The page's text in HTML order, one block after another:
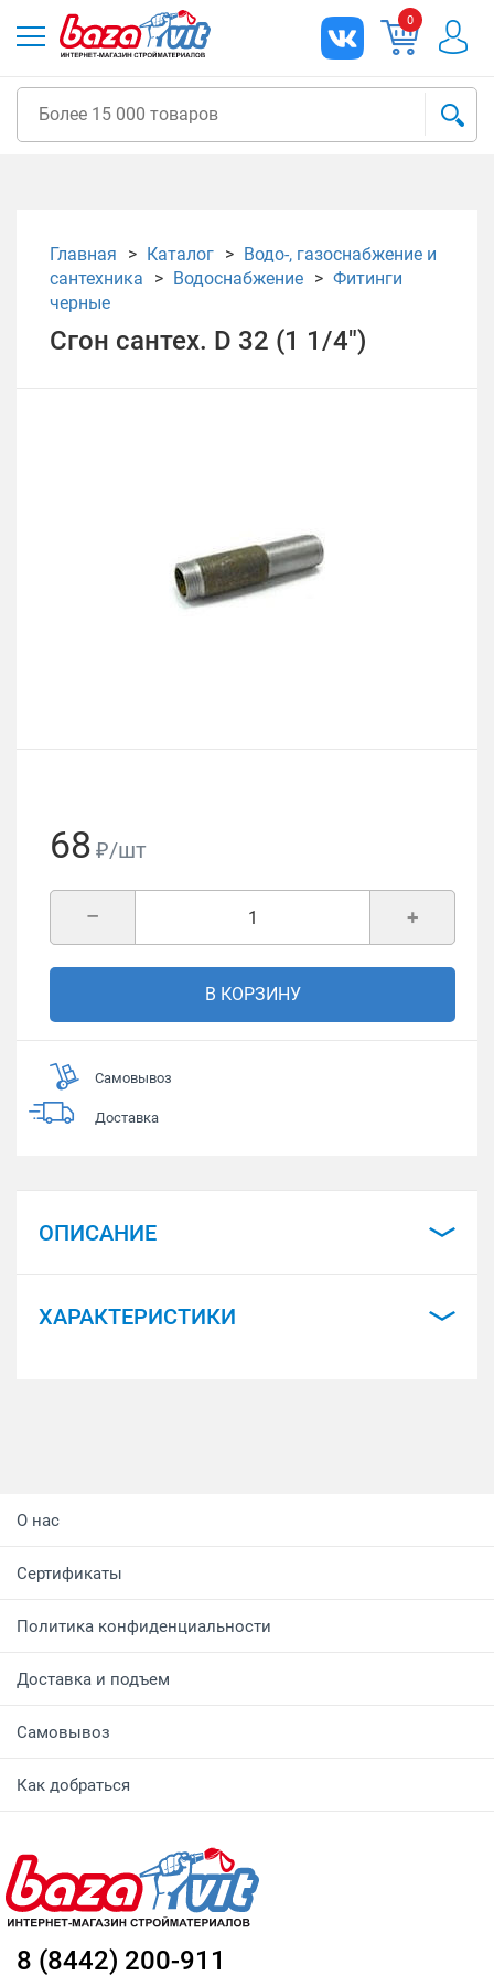
0
Главная Каталог
Водо-, газоснабжение и
сантехника
Водоснабжение
Фитинги
черные
Сгон сантех. D 32 (1 1/4")
68 ₽/шт
+
–
В КОРЗИНУ
Самовывоз
Доставка
ОПИСАНИЕ
ХАРАКТЕРИСТИКИ
О нас
Сертификаты
Политика конфиденциальности
Доставка и подъем
Самовывоз
Как добраться
8 (8442) 200-911